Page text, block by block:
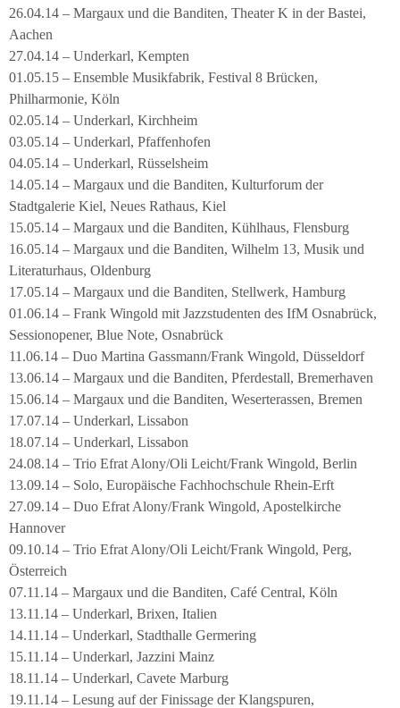
26.04.14 – Margaux und die Banditen, Theater K in der Bastei,
Aachen
27.04.14 – Underkarl, Kempten
01.05.15 – Ensemble Musikfabrik, Festival 8 Brücken,
Philharmonie, Köln
02.05.14 – Underkarl, Kirchheim
03.05.14 – Underkarl, Pfaffenhofen
04.05.14 – Underkarl, Rüsselsheim
14.05.14 – Margaux und die Banditen, Kulturforum der
Stadtgalerie Kiel, Neues Rathaus, Kiel
15.05.14 – Margaux und die Banditen, Kühlhaus, Flensburg
16.05.14 – Margaux und die Banditen, Wilhelm 13, Musik und
Literaturhaus, Oldenburg
17.05.14 – Margaux und die Banditen, Stellwerk, Hamburg
01.06.14 – Frank Wingold mit Jazzstudenten des IfM Osnabrück,
Sessionopener, Blue Note, Osnabrück
11.06.14 – Duo Martina Gassmann/Frank Wingold, Düsseldorf
13.06.14 – Margaux und die Banditen, Pferdestall, Bremerhaven
15.06.14 – Margaux und die Banditen, Weserterassen, Bremen
17.07.14 – Underkarl, Lissabon
18.07.14 – Underkarl, Lissabon
24.08.14 – Trio Efrat Alony/Oli Leicht/Frank Wingold, Berlin
13.09.14 – Solo, Europäische Fachhochschule Rhein-Erft
27.09.14 – Duo Efrat Alony/Frank Wingold, Apostelkirche
Hannover
09.10.14 – Trio Efrat Alony/Oli Leicht/Frank Wingold, Perg,
Österreich
07.11.14 – Margaux und die Banditen, Café Central, Köln
13.11.14 – Underkarl, Brixen, Italien
14.11.14 – Underkarl, Stadthalle Germering
15.11.14 – Underkarl, Jazzini Mainz
18.11.14 – Underkarl, Cavete Marburg
19.11.14 – Lesung auf der Finissage der Klangspuren,